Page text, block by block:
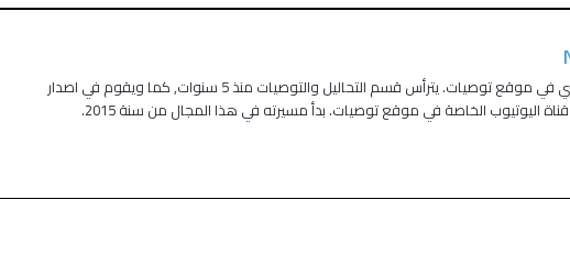
كاتب ومحلل اقتصادي في موقع توصيات. يترأس قسم التحاليل والتوصيات منذ 5 سنوات, كما ويقوم في اصدار
قناة اليوتيوب الخاصة في موقع توصيات. بدأ مسيرته في هذا المجال من سنة 2015.